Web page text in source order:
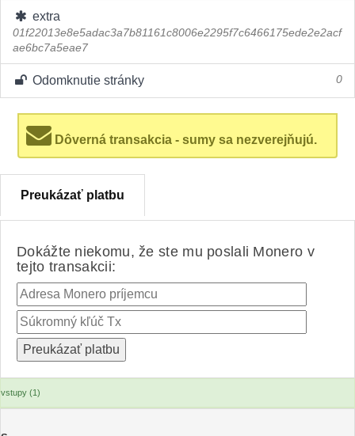
extra
01f22013e8e5adac3a7b81161c8006e2295f7c6466175ede2e2acf
ae6bc7a5eae7
Odomknutie stránky 0
Dôverná transakcia - sumy sa nezverejňujú.
Preukázať platbu
Dokážte niekomu, že ste mu poslali Monero v
tejto transakcii:
vstupy (1)